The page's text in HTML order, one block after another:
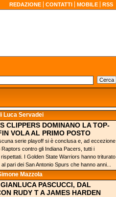
REDAZIONE CONTATTI MOBILE RSS
Luca Servadei
CLIPPERS DOMINANO LA TOP-
VOLA AL PRIMO POSTO
serie playoff si è conclusa e, ad eccezione
Raptors contro gli Indiana Pacers, tutti i
I Golden State Warriors hanno triturato
pari dei San Antonio Spurs che hanno anni...
Mazzola
PASCUCCI, DAL
RUDY T A JAMES HARDEN